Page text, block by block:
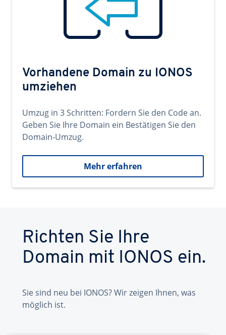
Vorhandene Domain zu IONOS
umziehen
Umzug in 3 Schritten: Fordern Sie den Code an.
Geben Sie Ihre Domain ein Bestätigen Sie den
Domain-Umzug.
Mehr erfahren
Richten Sie Ihre
Domain mit IONOS ein.
Sie sind neu bei IONOS? Wir zeigen Ihnen, was
möglich ist.